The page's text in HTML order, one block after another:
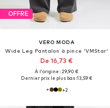
OFFRE
VERO MODA
Wide Leg Pantalon à pince 'VMStar'
De 16,73 €
À l'origine : 29,90 €
Dernier prix le plus bas :13,59 €
+2